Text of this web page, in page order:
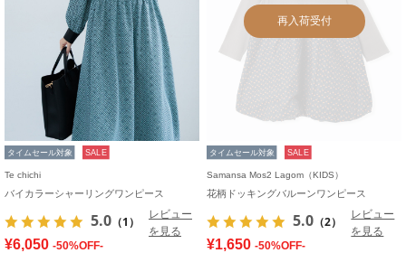
タイムセール対象 SALE
Te chichi
バイカラーシャーリングワンピース
5.0 （1）
レビュー
を見る
¥6,050 -50%OFF-
再入荷受付
タイムセール対象 SALE
Samansa Mos2 Lagom（KIDS）
花柄ドッキングバルーンワンピース
5.0 （2）
レビュー
を見る
¥1,650 -50%OFF-